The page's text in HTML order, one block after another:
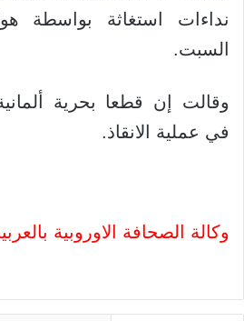
نداءات استغاثة بواسطة
السبت.
وقالت إن قطعا بحرية
في عملية الانقاذ.
وكالة الصحافة الاوروبية